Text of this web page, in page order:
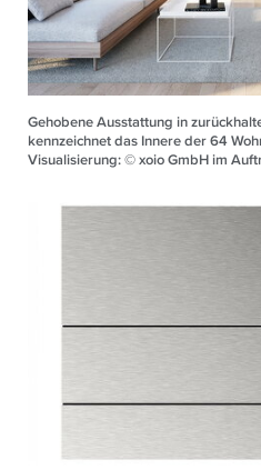
Gehobene Ausstattung in
kennzeichnet das Innere der 64
Visualisierung: © xoio GmbH im